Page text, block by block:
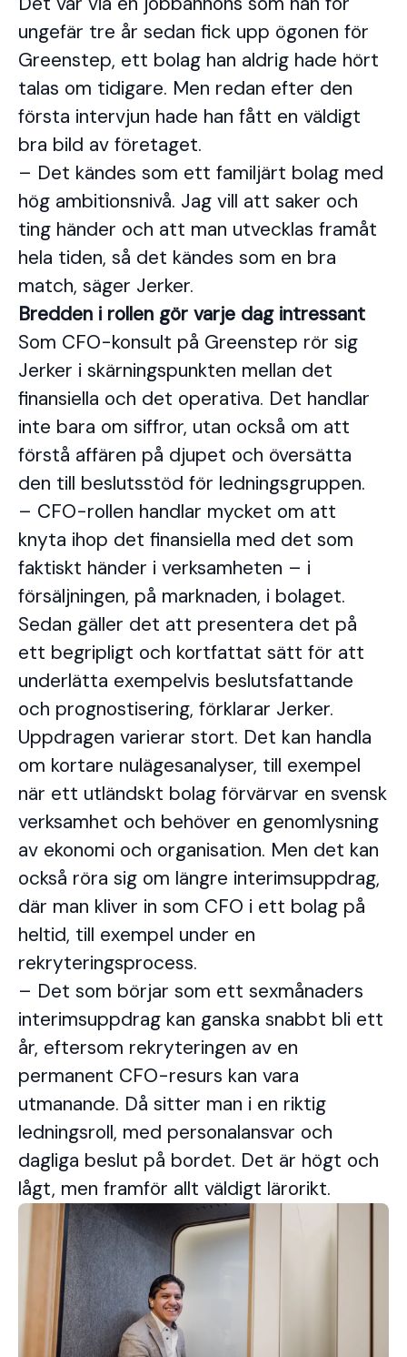
ungefär tre år sedan fick upp ögonen för
Greenstep, ett bolag han aldrig hade hört
talas om tidigare. Men redan efter den
första intervjun hade han fått en väldigt
bra bild av företaget.
– Det kändes som ett familjärt bolag med
hög ambitionsnivå. Jag vill att saker och
ting händer och att man utvecklas framåt
hela tiden, så det kändes som en bra
match, säger Jerker.
Bredden i rollen gör varje dag intressant
Som CFO-konsult på Greenstep rör sig
Jerker i skärningspunkten mellan det
finansiella och det operativa. Det handlar
inte bara om siffror, utan också om att
förstå affären på djupet och översätta
den till beslutsstöd för ledningsgruppen.
– CFO-rollen handlar mycket om att
knyta ihop det finansiella med det som
faktiskt händer i verksamheten – i
försäljningen, på marknaden, i bolaget.
Sedan gäller det att presentera det på
ett begripligt och kortfattat sätt för att
underlätta exempelvis beslutsfattande
och prognostisering, förklarar Jerker.
Uppdragen varierar stort. Det kan handla
om kortare nulägesanalyser, till exempel
när ett utländskt bolag förvärvar en svensk
verksamhet och behöver en genomlysning
av ekonomi och organisation. Men det kan
också röra sig om längre interimsuppdrag,
där man kliver in som CFO i ett bolag på
heltid, till exempel under en
rekryteringsprocess.
– Det som börjar som ett sexmånaders
interimsuppdrag kan ganska snabbt bli ett
år, eftersom rekryteringen av en
permanent CFO-resurs kan vara
utmanande. Då sitter man i en riktig
ledningsroll, med personalansvar och
dagliga beslut på bordet. Det är högt och
lågt, men framför allt väldigt lärorikt.